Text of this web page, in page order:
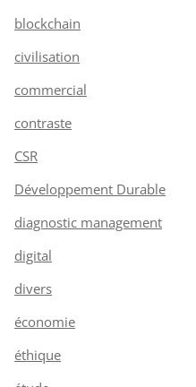
blockchain
civilisation
commercial
contraste
CSR
Développement Durable
diagnostic management
digital
divers
économie
éthique